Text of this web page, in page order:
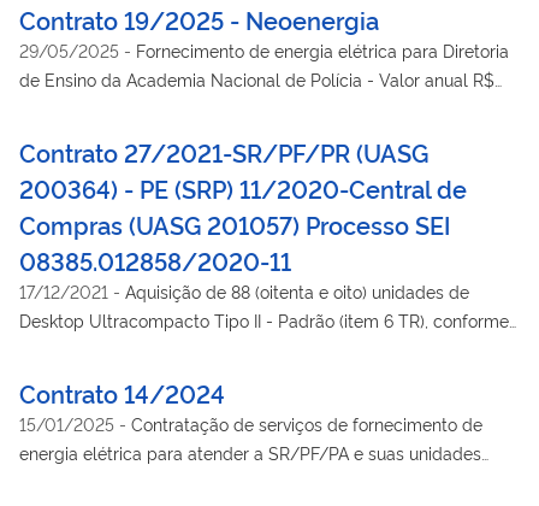
de mão de obra, nos sistemas, equipamentos e instalações
prediais, pertencentes à Superintendência Regional da Polícia
Federal no Estado do Paraná, localizados nos municípios de
localizadas nos municípios de Guarapuava/PR, Londrina/PR,
Maringá/PR, Paranaguá/PR e Ponta Grossa/PR, na condições
do Termo de Referência.
Contrato 19/2025 - Neoenergia
29/05/2025 - Fornecimento de energia elétrica para Diretoria
de Ensino da Academia Nacional de Polícia - Valor anual R$
indeterminada.
Contrato 27/2021-SR/PF/PR (UASG
200364) - PE (SRP) 11/2020-Central de
Compras (UASG 201057) Processo SEI
08385.012858/2020-11
17/12/2021 - Aquisição de 88 (oitenta e oito) unidades de
Desktop Ultracompacto Tipo II - Padrão (item 6 TR), conforme
6/2020/CGPLAM/DLOG/PF.
Contrato 14/2024
15/01/2025 - Contratação de serviços de fornecimento de
energia elétrica para atender a SR/PF/PA e suas unidades